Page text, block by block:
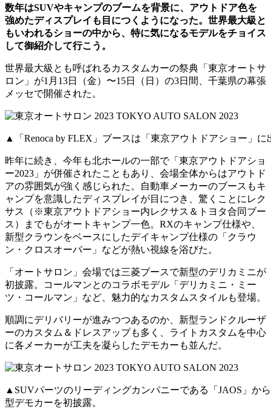
数年はSUVやキャンプのブームを背景に、アウトドア色を
強めたディスプレイも目につくようになった。世界最大級と
もいわれるショーの中から、特に気になるモデルをチョイス
して御紹介して行こう。
世界最大級とも呼ばれるカスタムカーの祭典「東京オートサ
ロン」が1月13日（金）〜15日（日）の3日間、千葉県の幕張
メッセで開催された。
▲「Renoca by FLEX」ブースは「東京アウトドアショー」に
昨年に続き、今年も北ホールの一部で「東京アウトドアショ
ー2023」が併催されたこともあり、会場全体からはアウトド
アの雰囲気が強く感じられた。自動車メーカーのブースもキ
ャンプを意識したディスプレイが目につき、驚くことにレク
サス（※東京アウトドアショー内レクサス＆トヨタ合同ブー
ス）までもがオートキャンプ一色。RXのキャンプ仕様や、
新型クラウンをベースにしたデイキャンプ仕様の「クラウ
ン・クロスオーバー」などが熱い視線を浴びた。
「オートサロン」会場では三菱ブースで新型のデリカミニが
初披露。コールマンとのコラボモデル「デリカミニ・ミー
ツ・コールマン」など、魅力的なカスタムスタイルも登場。
順調にデリバリーが進みつつあるのか、新型ランドクルーザ
ーのカスタム＆ドレスアップも多く、ライトカスタムを中心
に各メーカーが工夫を凝らしたデモカーも並んだ。
▲SUVパーツのリーディングカンパニーである「JAOS」か
型デモカーを初披露。